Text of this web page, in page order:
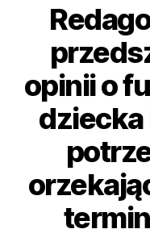
opinii o
dziecka